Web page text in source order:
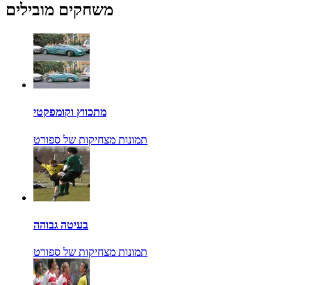
משחקים מובילים
מתכווץ וקומפקטי
תמונות מצחיקות של ספורט
בעיטה גבוהה
תמונות מצחיקות של ספורט